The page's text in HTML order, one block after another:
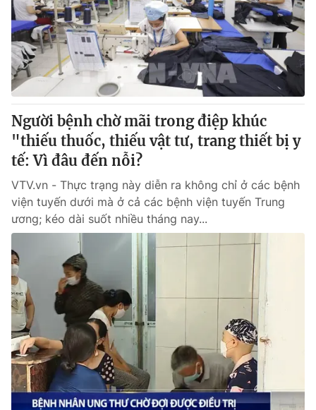
Người bệnh chờ mãi trong điệp khúc
"thiếu thuốc, thiếu vật tư, trang thiết bị y
tế: Vì đâu đến nỗi?
VTV.vn - Thực trạng này diễn ra không chỉ ở các bệnh
viện tuyến dưới mà ở cả các bệnh viện tuyến Trung
ương; kéo dài suốt nhiều tháng nay...